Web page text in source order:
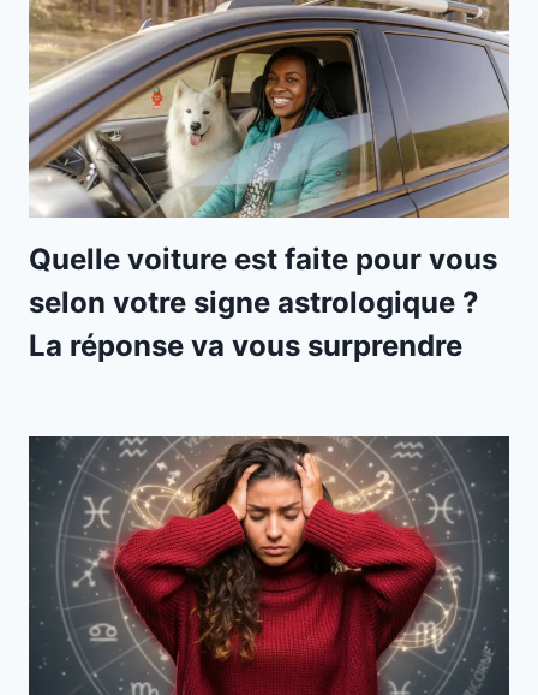
Quelle voiture est faite pour vous
selon votre signe astrologique ?
La réponse va vous surprendre